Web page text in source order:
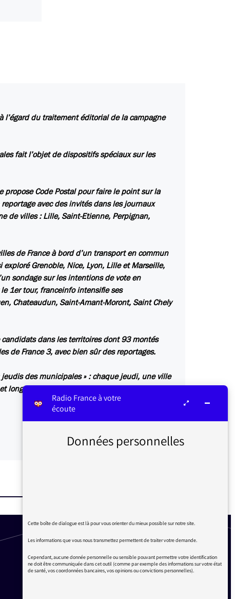
l’égard du traitement éditorial de la campagne
fait l’objet de dispositifs spéciaux sur les
propose Code Postal pour faire le point sur la
avec des invités dans les journaux
de villes : Lille, Saint-Etienne, Perpignan,
de France à bord d’un transport en commun
Grenoble, Nice, Lyon, Lille et Marseille,
sondage sur les intentions de vote en
1er tour, franceinfo intensifie ses
Chateaudun, Saint-Amant-Moront, Saint Chely
dans les territoires dont 93 montés
de France 3, avec bien sûr des reportages.
des municipales » : chaque jeudi, une ville
longs.
Radio France à votre
écoute
Données personnelles
Cette boîte de dialogue est là pour vous orienter du mieux possible sur notre site.
Les informations que vous nous transmettez permettent de traiter votre demande.
Cependant, aucune donnée personnelle ou sensible pouvant permettre votre identification
ne doit être communiquée dans cet outil (comme par exemple des informations sur votre état
de santé, vos coordonnées bancaires, vos opinions ou convictions personnelles).